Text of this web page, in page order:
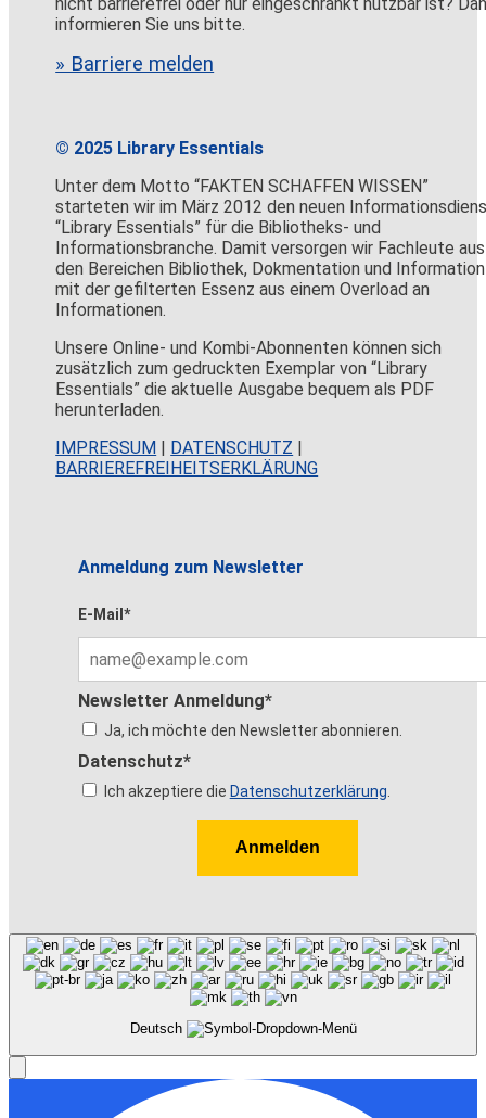
nicht barrierefrei oder nur eingeschränkt nutzbar ist?
informieren Sie uns bitte.
» Barriere melden
© 2025 Library Essentials
Unter dem Motto “FAKTEN SCHAFFEN WISSEN”
starteten wir im März 2012 den neuen
“Library Essentials” für die Bibliotheks- und
Informationsbranche. Damit versorgen wir Fachleute aus
den Bereichen Bibliothek, Dokmentation und Information
mit der gefilterten Essenz aus einem Overload an
Informationen.
Unsere Online- und Kombi-Abonnenten können sich
zusätzlich zum gedruckten Exemplar von “Library
Essentials” die aktuelle Ausgabe bequem als PDF
herunterladen.
IMPRESSUM
DATENSCHUTZ
BARRIEREFREIHEITSERKLÄRUNG
Anmeldung zum Newsletter
E-Mail*
Newsletter Anmeldung*
Ja, ich möchte den Newsletter abonnieren.
Datenschutz*
Ich akzeptiere die Datenschutzerklärung.
Anmelden
Deutsch